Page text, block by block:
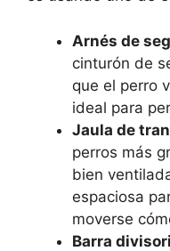
Arnés de
cinturón de
que el perro
ideal para
Jaula de
perros más
bien
espaciosa
moverse
Barra